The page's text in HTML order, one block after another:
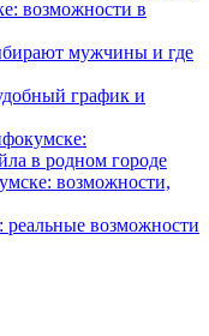
возможности в
мужчины и где
график и
в родном городе
возможности,
реальные возможности